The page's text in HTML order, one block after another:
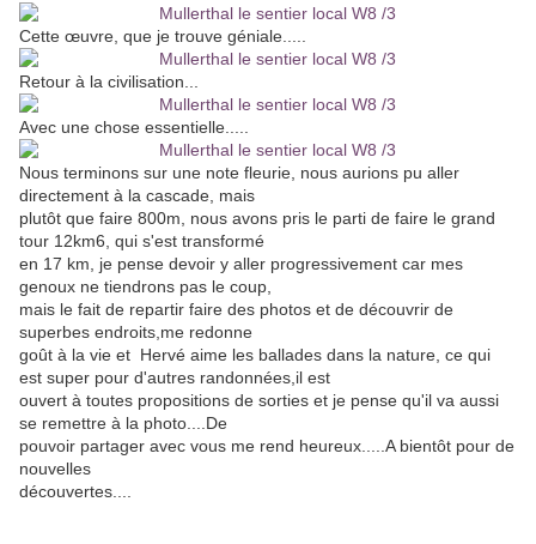
Cette œuvre, que je trouve géniale.....
Retour à la civilisation...
Avec une chose essentielle.....
Nous terminons sur une note fleurie, nous aurions pu aller
directement à la cascade, mais
plutôt que faire 800m, nous avons pris le parti de faire le grand
tour 12km6, qui s'est transformé
en 17 km, je pense devoir y aller progressivement car mes
genoux ne tiendrons pas le coup,
mais le fait de repartir faire des photos et de découvrir de
superbes endroits,me redonne
goût à la vie et Hervé aime les ballades dans la nature, ce qui
est super pour d'autres randonnées,il est
ouvert à toutes propositions de sorties et je pense qu'il va aussi
se remettre à la photo....De
pouvoir partager avec vous me rend heureux.....A bientôt pour de
nouvelles
découvertes....